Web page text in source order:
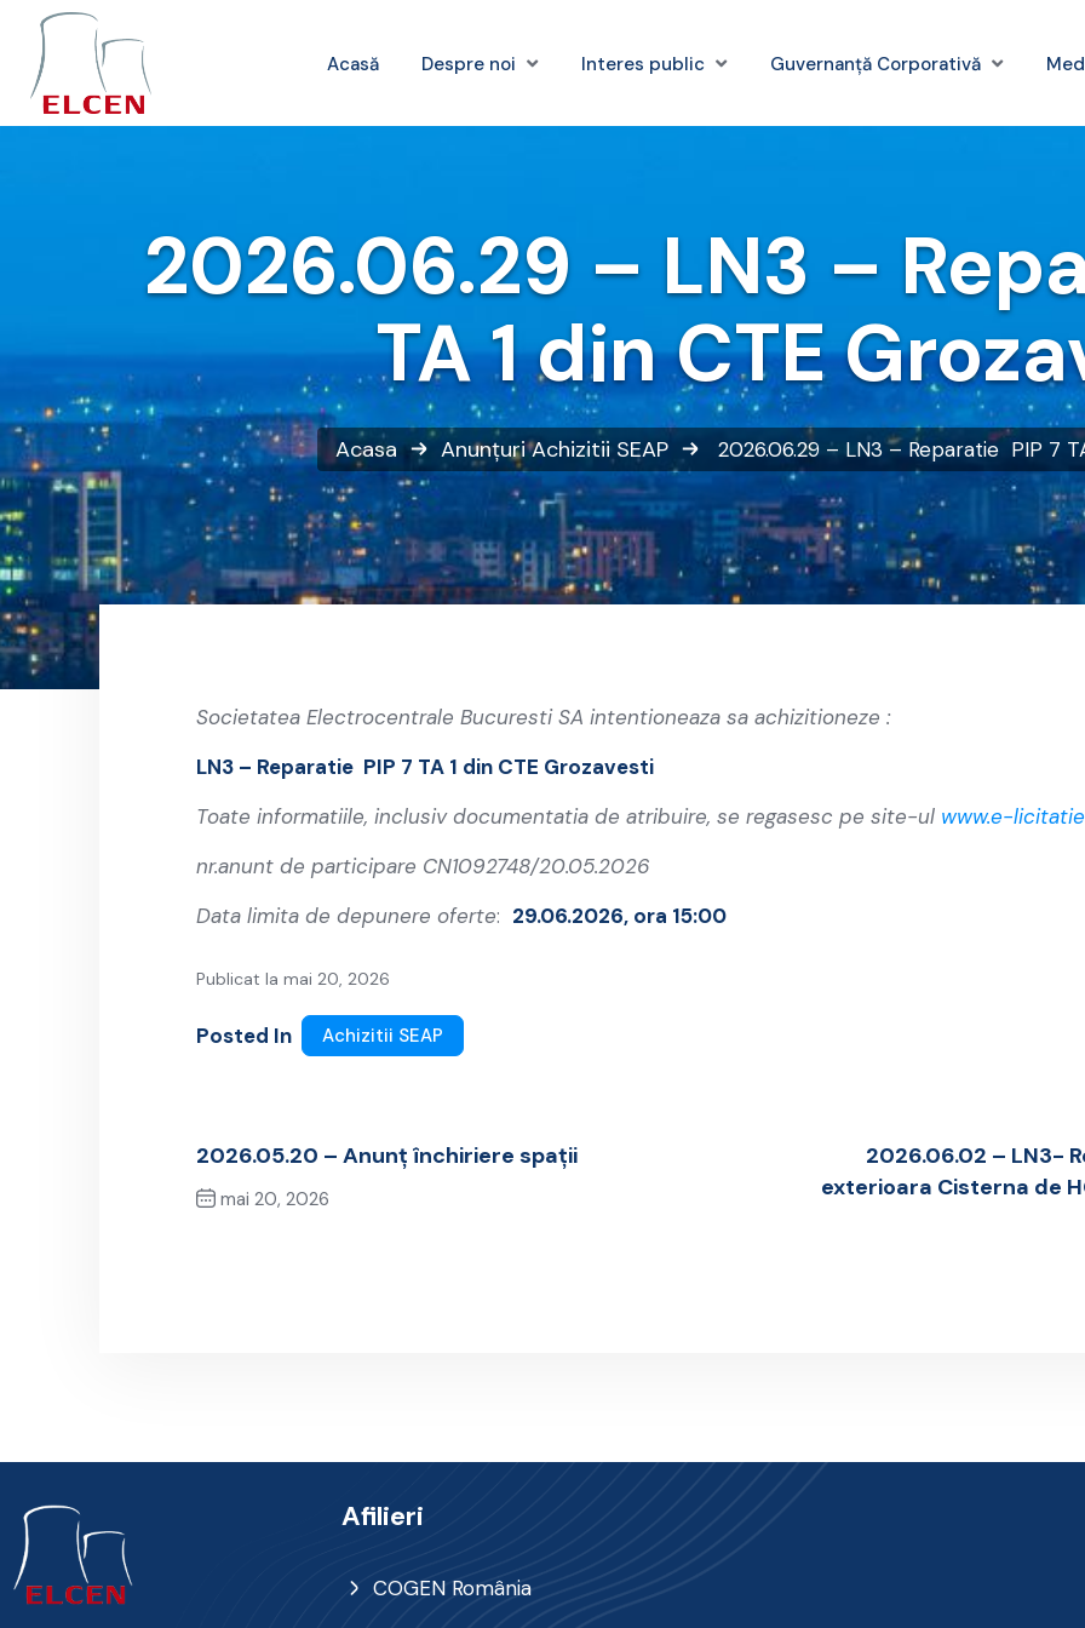
Acasă Despre noi Interes public Guvernanță Corporativă
2026.06.29 – LN3 –
TA 1 din CTE
Acasa Anunțuri Achizitii SEAP 2026.06.29 – LN3 – Reparatie PIP 7
Societatea Electrocentrale Bucuresti SA intentioneaza sa achizitioneze :
LN3 – Reparatie PIP 7 TA 1 din CTE Grozavesti
Toate informatiile, inclusiv documentatia de atribuire, se regasesc pe site-ul www.e-
nr.anunt de participare CN1092748/20.05.2026
Data limita de depunere oferte: 29.06.2026, ora 15:00
Publicat la mai 20, 2026
Posted In Achizitii SEAP
2026.05.20 – Anunț închiriere spații
mai 20, 2026
2026.06.02 – LN3-
exterioara Cisterna de
Afilieri
COGEN România